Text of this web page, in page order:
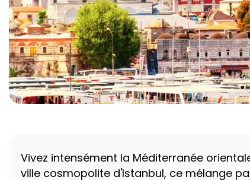
Vivez intensément la Méditerranée
ville cosmopolite d'Istanbul, ce mélange